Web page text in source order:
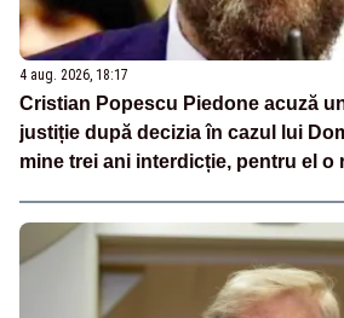
4 aug. 2026, 18:17
Cristian Popescu Piedone acuză
justiție după decizia în cazul lui
mine trei ani interdicție, pentru el o